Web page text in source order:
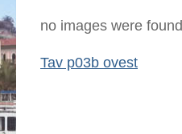
no images were found
Tav p03b ovest